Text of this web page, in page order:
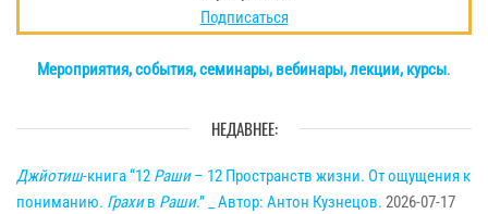
Подписаться
Мероприятия, события, семинары, вебинары, лекции, курсы.
НЕДАВНЕЕ:
Джйотиш-книга “12 Раши– 12 Пространств жизни. От ощущения к
пониманию. Грахив Раши.” _ Автор: Антон Кузнецов. 2026-07-17